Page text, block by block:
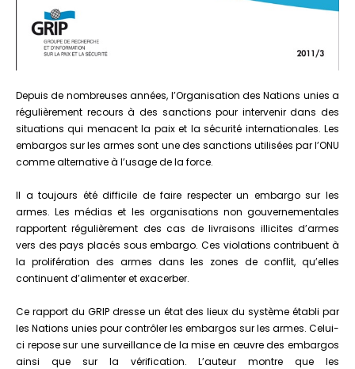
Depuis de nombreuses années, l’Organisation des Nations unies a
régulièrement recours à des sanctions pour intervenir dans des
situations qui menacent la paix et la sécurité internationales. Les
embargos sur les armes sont une des sanctions utilisées par l’ONU
comme alternative à l’usage de la force.
Il a toujours été difficile de faire respecter un embargo sur les
armes. Les médias et les organisations non gouvernementales
rapportent régulièrement des cas de livraisons illicites d’armes
vers des pays placés sous embargo. Ces violations contribuent à
la prolifération des armes dans les zones de conflit, qu’elles
continuent d’alimenter et exacerber.
Ce rapport du GRIP dresse un état des lieux du système établi par
les Nations unies pour contrôler les embargos sur les armes. Celui-
ci repose sur une surveillance de la mise en œuvre des embargos
ainsi que sur la vérification. L’auteur montre que les